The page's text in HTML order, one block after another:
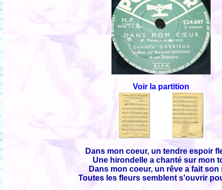
Voir la partition
Dans mon coeur, un tendre espoir
Une hirondelle a chanté sur mon
Dans mon coeur, un rêve a fait son
Toutes les fleurs semblent s'ouvrir